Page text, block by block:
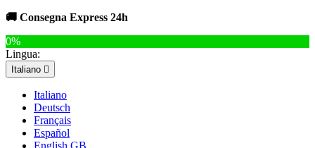
🚚 Consegna Express 24h
0%
Lingua:
Italiano 
Italiano
Deutsch
Français
Español
English GB